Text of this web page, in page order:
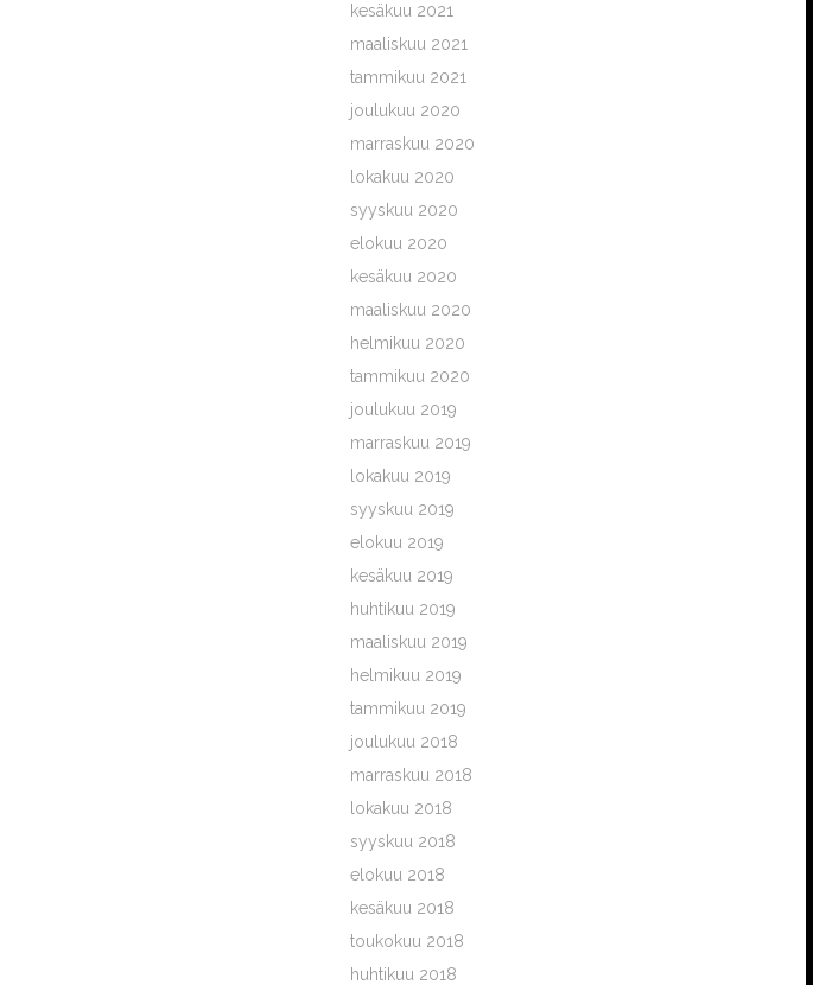
kesäkuu 2021
maaliskuu 2021
tammikuu 2021
joulukuu 2020
marraskuu 2020
lokakuu 2020
syyskuu 2020
elokuu 2020
kesäkuu 2020
maaliskuu 2020
helmikuu 2020
tammikuu 2020
joulukuu 2019
marraskuu 2019
lokakuu 2019
syyskuu 2019
elokuu 2019
kesäkuu 2019
huhtikuu 2019
maaliskuu 2019
helmikuu 2019
tammikuu 2019
joulukuu 2018
marraskuu 2018
lokakuu 2018
syyskuu 2018
elokuu 2018
kesäkuu 2018
toukokuu 2018
huhtikuu 2018